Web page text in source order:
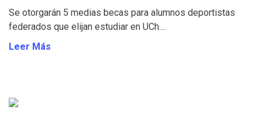
Se otorgarán 5 medias becas para alumnos deportistas
federados que elijan estudiar en UCh....
Leer Más